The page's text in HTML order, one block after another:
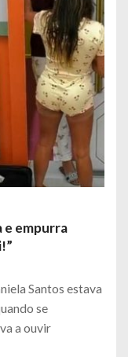
e empurra
Santos estava
se
a ouvir